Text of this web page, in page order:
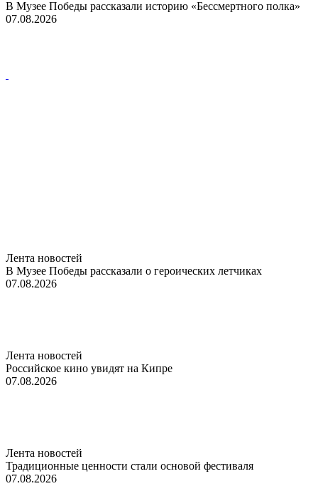
В Музее Победы рассказали историю «Бессмертного полка»
07.08.2026
Лента новостей
В Музее Победы рассказали о героических летчиках
07.08.2026
Лента новостей
Российское кино увидят на Кипре
07.08.2026
Лента новостей
Традиционные ценности стали основой фестиваля
07.08.2026